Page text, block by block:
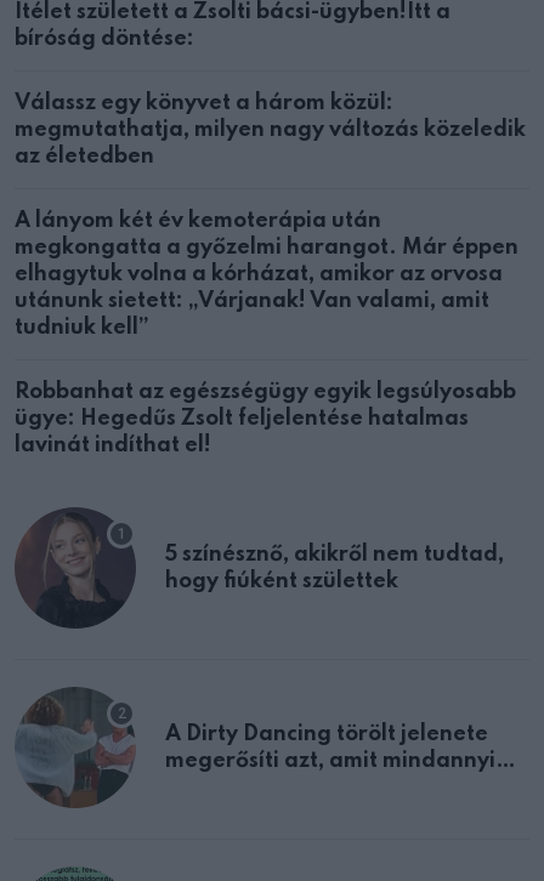
Ítélet született a Zsolti bácsi-ügyben!Itt a
bíróság döntése:
Válassz egy könyvet a három közül:
megmutathatja, milyen nagy változás közeledik
az életedben
A lányom két év kemoterápia után
megkongatta a győzelmi harangot. Már éppen
elhagytuk volna a kórházat, amikor az orvosa
utánunk sietett: „Várjanak! Van valami, amit
tudniuk kell”
Robbanhat az egészségügy egyik legsúlyosabb
ügye: Hegedűs Zsolt feljelentése hatalmas
lavinát indíthat el!
5 színésznő, akikről nem tudtad,
hogy fiúként születtek
A Dirty Dancing törölt jelenete
megerősíti azt, amit mindannyian